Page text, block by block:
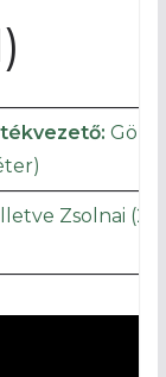
Zsolnai (2),